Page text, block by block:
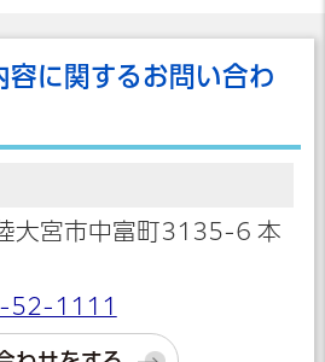
容に関するお問い合わ
大宮市中富町3135-6 本
52-1111